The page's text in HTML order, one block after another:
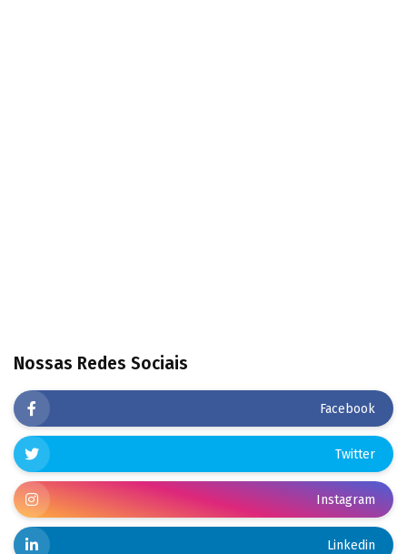
Nossas Redes Sociais
Facebook
Twitter
Instagram
Linkedin